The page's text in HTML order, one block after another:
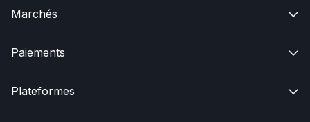
Marchés 
Paiements 
Plateformes 